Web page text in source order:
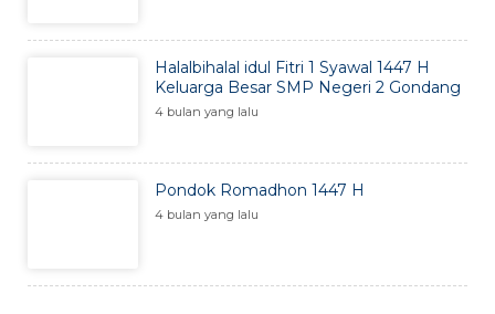
Halalbihalal idul Fitri 1 Syawal 1447 H
Keluarga Besar SMP Negeri 2 Gondang
4 bulan yang lalu
Pondok Romadhon 1447 H
4 bulan yang lalu